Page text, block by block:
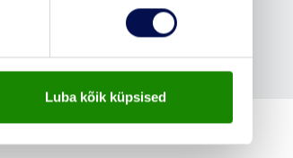
Luba kõik küpsised